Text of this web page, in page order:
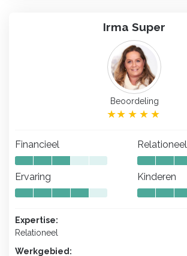
Irma Super
Beoordeling
Financieel Relationeel
Ervaring Kinderen
Expertise:
Relationeel
Werkgebied: